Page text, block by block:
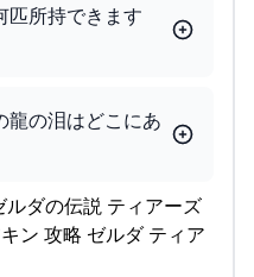
匹所持できます
龍の泪はどこにあ
ダの伝説 ティアーズ
ン 攻略 ゼルダ ティア